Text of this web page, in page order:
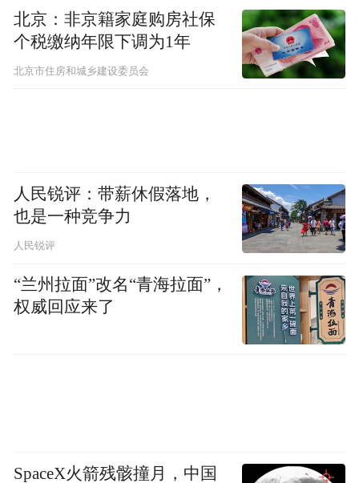
北京：非京籍家庭购房社保
个税缴纳年限下调为1年
北京市住房和城乡建设委员会
人民锐评：带薪休假落地，
也是一种竞争力
人民锐评
“兰州拉面”改名“青海拉面”，
权威回应来了
SpaceX火箭残骸撞月，中国